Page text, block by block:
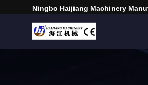
Ningbo Haijiang Machinery